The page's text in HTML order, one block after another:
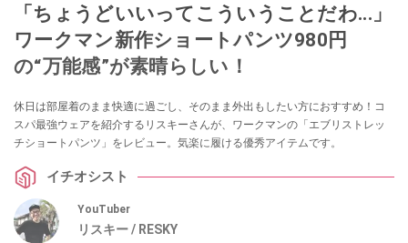
「ちょうどいいってこういうことだわ...」
ワークマン新作ショートパンツ980円
の“万能感”が素晴らしい！
休日は部屋着のまま快適に過ごし、そのまま外出もしたい方におすすめ！コ
スパ最強ウェアを紹介するリスキーさんが、ワークマンの「エブリストレッ
チショートパンツ」をレビュー。気楽に履ける優秀アイテムです。
イチオシスト
YouTuber
リスキー / RESKY